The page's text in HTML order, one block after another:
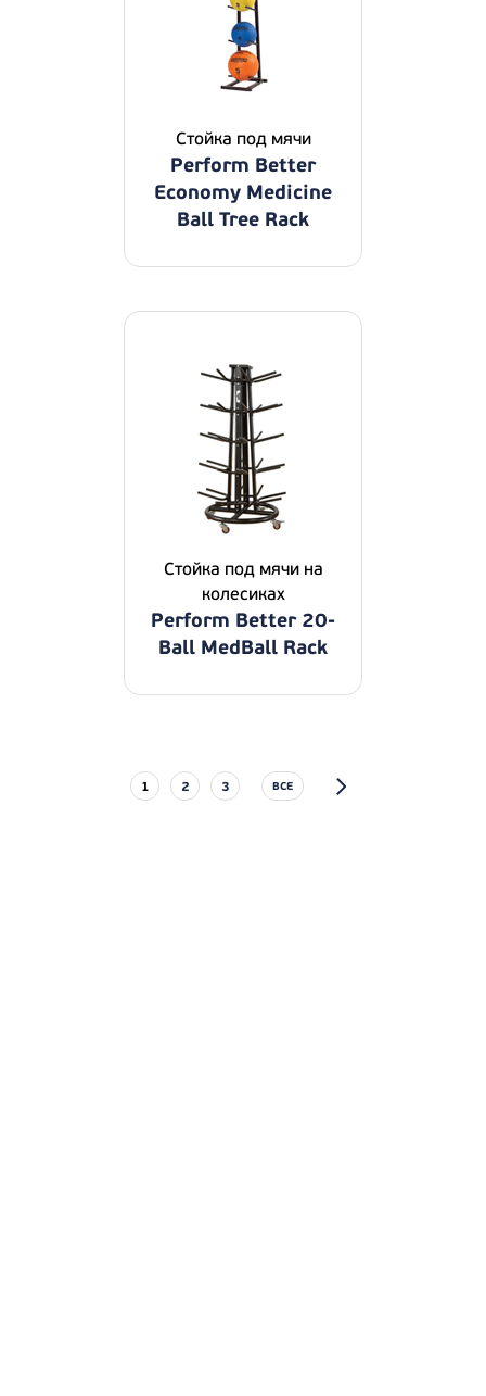
Стойка под мячи
Perform Better
Economy Medicine
Ball Tree Rack
Стойка под мячи на
колесиках
Perform Better 20-
Ball MedBall Rack
1 2 3 ВСЕ